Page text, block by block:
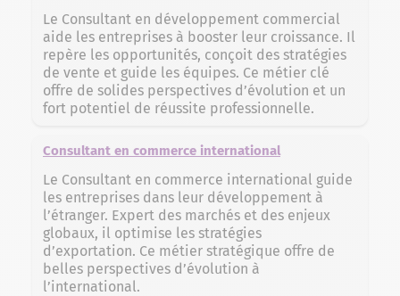
Le Consultant en développement commercial
aide les entreprises à booster leur croissance. Il
repère les opportunités, conçoit des stratégies
de vente et guide les équipes. Ce métier clé
offre de solides perspectives d’évolution et un
fort potentiel de réussite professionnelle.
Consultant en commerce international
Le Consultant en commerce international guide
les entreprises dans leur développement à
l’étranger. Expert des marchés et des enjeux
globaux, il optimise les stratégies
d’exportation. Ce métier stratégique offre de
belles perspectives d’évolution à
l’international.